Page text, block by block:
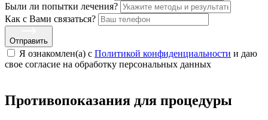
Были ли попытки лечения?
Как с Вами связаться?
Отправить
Я ознакомлен(а) с Политикой конфиденциальности и даю
свое cогласие на обработку персональных данных
Противопоказания для процедуры